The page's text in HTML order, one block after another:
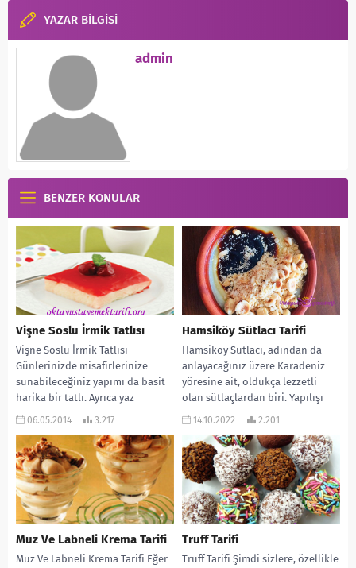
YAZAR BİLGİSİ
admin
BENZER KONULAR
Vişne Soslu İrmik Tatlısı
Vişne Soslu İrmik Tatlısı
Günlerinizde misafirlerinize
sunabileceğiniz yapımı da basit
harika bir tatlı. Ayrıca yaz
akşamlarında dondurma
06.05.2014 3.217
Hamsiköy Sütlacı Tarifi
Hamsiköy Sütlacı, adından da
anlayacağınız üzere Karadeniz
yöresine ait, oldukça lezzetli
olan sütlaçlardan biri. Yapılışı
kolay ve çok da lezzetli...
14.10.2022 2.201
Muz Ve Labneli Krema Tarifi
Muz Ve Labneli Krema Tarifi Eğer
Truff Tarifi
Truff Tarifi Şimdi sizlere, özellikle